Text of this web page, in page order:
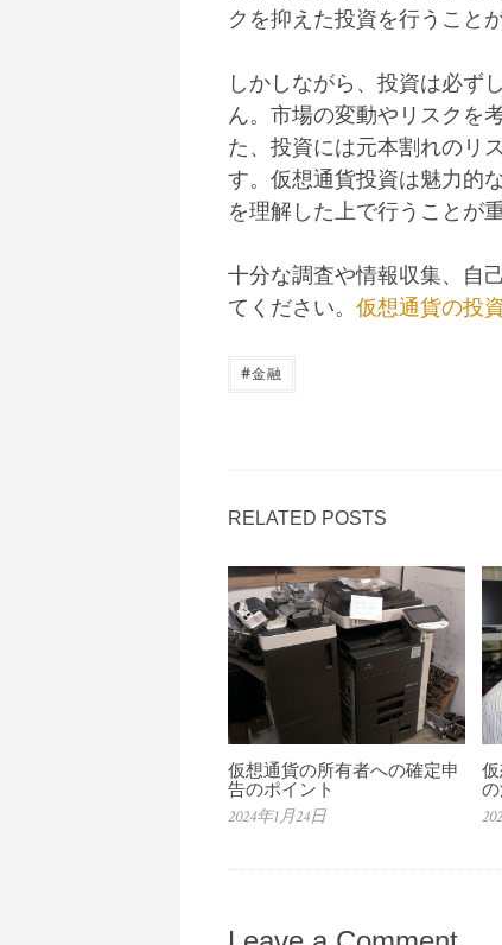
クを抑えた投資を行うこと
しかしながら、投資は必ず
ん。市場の変動やリスクを
た、投資には元本割れのリ
す。仮想通貨投資は魅力的
を理解した上で行うことが重
十分な調査や情報収集、自
てください。 仮想通貨の投
#金融
RELATED POSTS
仮想通貨の所有者への確定申
告のポイント
2024年1月24日